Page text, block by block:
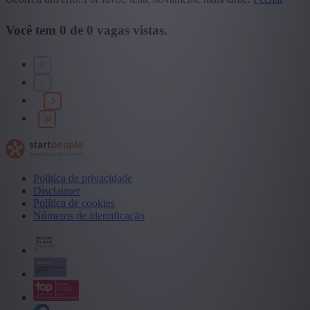
Você tem 0 de 0 vagas vistas.
Política de privacidade
Disclaimer
Política de cookies
Números de identificação